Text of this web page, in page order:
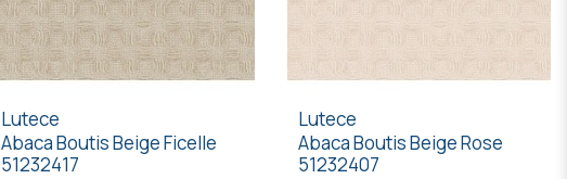
Lutece
Abaca Boutis Beige Ficelle
51232417
Lutece
Abaca Boutis Beige Rose
51232407